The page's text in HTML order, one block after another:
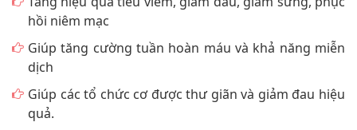
hồi niêm mạc
Giúp tăng cường tuần hoàn máu và khả năng miễn
dịch
Giúp các tổ chức cơ được thư giãn và giảm đau hiệu
quả.